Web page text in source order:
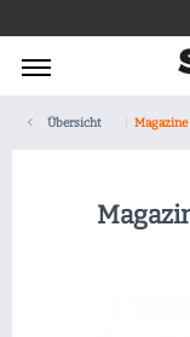
Übersicht Magazine